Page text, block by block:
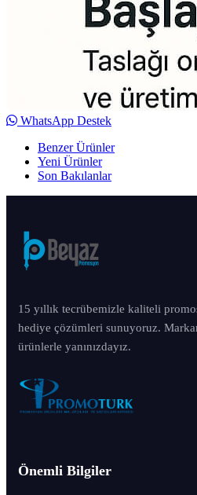
WhatsApp Destek
Benzer Ürünler
Yeni Ürünler
Son Bakılanlar
15 yıllık tecrübemizle kaliteli
hediye çözümleri sunuyoruz.
ürünlerle yanınızdayız.
Önemli Bilgiler